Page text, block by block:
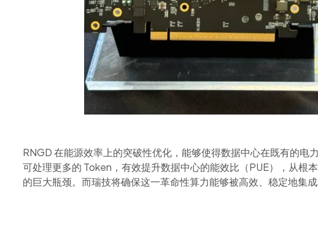
RNGD 在能源效率上的突破性优化，能够使得数据中心在既有的电
可处理更多的 Token，有效提升数据中心的能效比（PUE），从根
的巨大瓶颈。而瑞技将确保这一革命性算力能够被高效、稳定地集